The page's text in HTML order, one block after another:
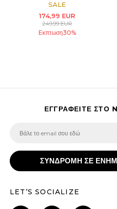
SALE
174,99 EUR
249,99EUR
Εκπτωση30%
ΕΓΓΡΑΦΕΙΤΕ ΣΤΟ
ΣΥΝΔΡΟΜΗ ΣΕ
LET’S SOCIALIZE